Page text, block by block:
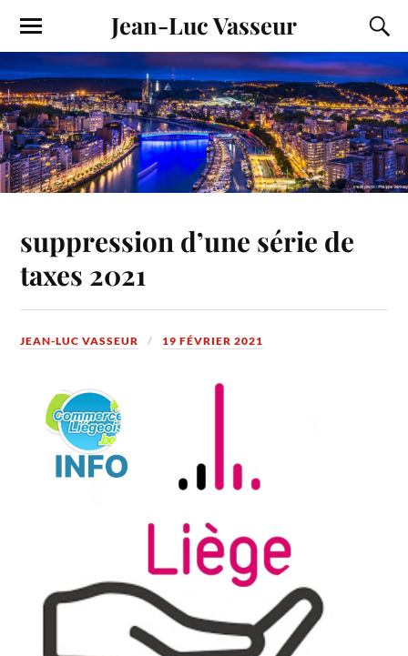
Jean-Luc Vasseur
suppression d’une série de
taxes 2021
JEAN-LUC VASSEUR 19 FÉVRIER 2021